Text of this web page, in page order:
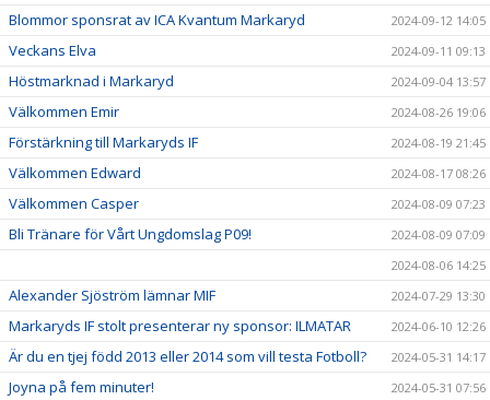
Blommor sponsrat av ICA Kvantum Markaryd 2024-09-12 14:05
Veckans Elva 2024-09-11 09:13
Höstmarknad i Markaryd 2024-09-04 13:57
Välkommen Emir 2024-08-26 19:06
Förstärkning till Markaryds IF 2024-08-19 21:45
Välkommen Edward 2024-08-17 08:26
Välkommen Casper 2024-08-09 07:23
Bli Tränare för Vårt Ungdomslag P09!
2024-08-09 07:09
2024-08-06 14:25
Alexander Sjöström lämnar MIF 2024-07-29 13:30
Markaryds IF stolt presenterar ny sponsor: ILMATAR 2024-06-10 12:26
Är du en tjej född 2013 eller 2014 som vill testa Fotboll? 2024-05-31 14:17
Joyna på fem minuter! 2024-05-31 07:56